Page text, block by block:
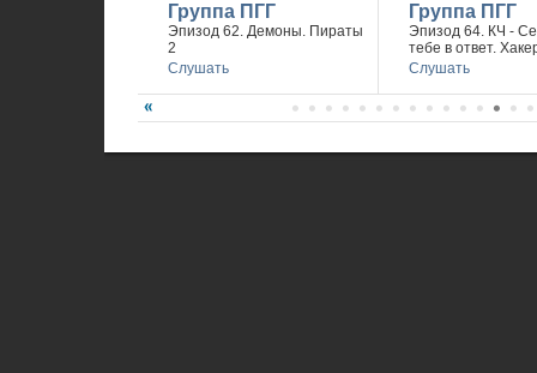
Группа ПГГ
Эпизод 62. Демоны. Пираты
2
Слушать
Группа ПГГ
Эпизод 64. КЧ -
тебе в ответ.
Слушать